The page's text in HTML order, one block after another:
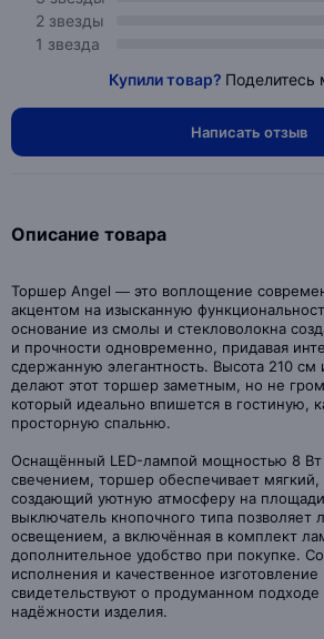
2 звезды
1 звезда
Купили товар? Поделитесь
Написать отзыв
Описание товара
Торшер Angel — это воплощение
акцентом на изысканную
основание из смолы и стекловолокна
и прочности одновременно, придавая
сдержанную элегантность. Высота 210
делают этот торшер заметным, но не
который идеально впишется в гостиную,
просторную спальню.
Оснащённый LED-лампой мощностью 8 Вт
свечением, торшер обеспечивает мягкий,
создающий уютную атмосферу на
выключатель кнопочного типа позволяет
освещением, а включённая в комплект
дополнительное удобство при покупке.
исполнения и качественное изготовление
свидетельствуют о продуманном подходе
надёжности изделия.